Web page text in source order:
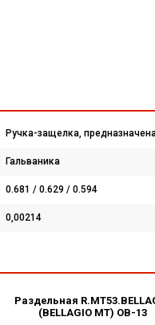
Ручка-защелка,
Гальваника
0.681 / 0.629 / 0.594
0,00214
Раздельная
(BELLAGIO MT) OB-13